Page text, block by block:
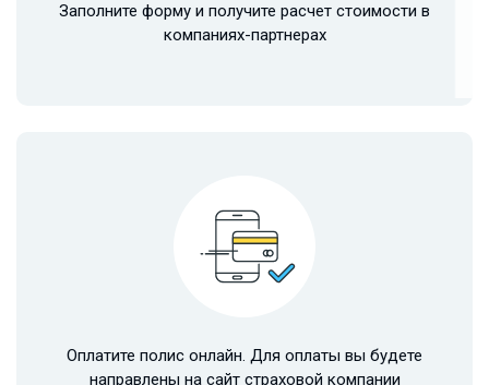
Заполните форму и получите расчет стоимости в
компаниях-партнерах
Оплатите полис онлайн. Для оплаты вы будете
направлены на сайт страховой компании